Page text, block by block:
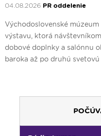
04.08.2026 PR oddelenie
Východoslovenské
výstavu, ktorá
dobové doplnky a salónnu
baroka až po druhú